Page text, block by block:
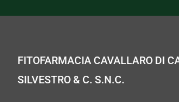
FITOFARMACIA CAVALLARO DI
SILVESTRO & C. S.N.C.